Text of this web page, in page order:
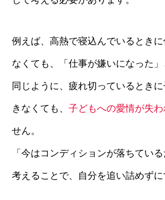
例えば、高熱で寝込んでいるとき
なくても、「仕事が嫌いになった」
同じように、疲れ切っているとき
きなくても、 子どもへの愛情が失わ
せん。
「今はコンディションが落ちてい
考えることで、自分を追い詰めずに